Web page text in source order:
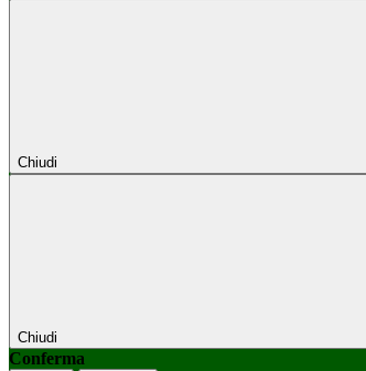
Chiudi
Chiudi
Conferma